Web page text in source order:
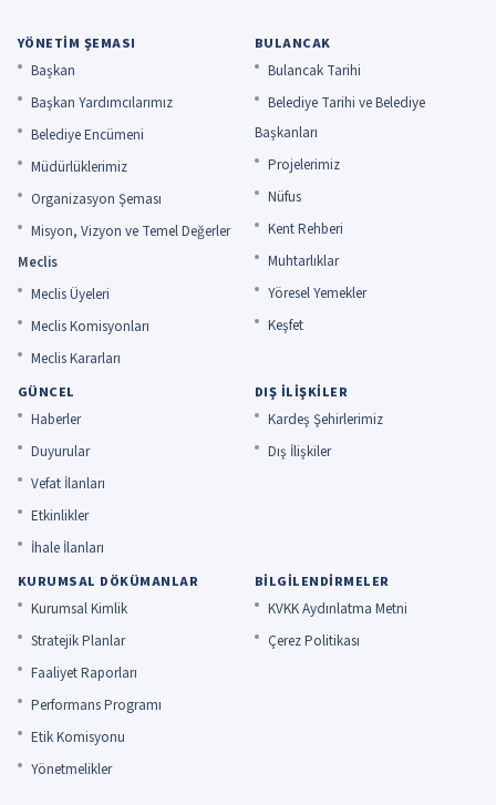
YÖNETIM ŞEMASI
Başkan
Başkan Yardımcılarımız
Belediye Encümeni
Müdürlüklerimiz
Organizasyon Şeması
Misyon, Vizyon ve Temel Değerler
Meclis
Meclis Üyeleri
Meclis Komisyonları
Meclis Kararları
BULANCAK
Bulancak Tarihi
Belediye Tarihi ve Belediye
Başkanları
Projelerimiz
Nüfus
Kent Rehberi
Muhtarlıklar
Yöresel Yemekler
Keşfet
GÜNCEL
Haberler
Duyurular
Vefat İlanları
Etkinlikler
İhale İlanları
DIŞ İLIŞKILER
Kardeş Şehirlerimiz
Dış İlişkiler
KURUMSAL DÖKÜMANLAR
Kurumsal Kimlik
Stratejik Planlar
Faaliyet Raporları
Performans Programı
Etik Komisyonu
Yönetmelikler
BILGILENDIRMELER
KVKK Aydınlatma Metni
Çerez Politikası